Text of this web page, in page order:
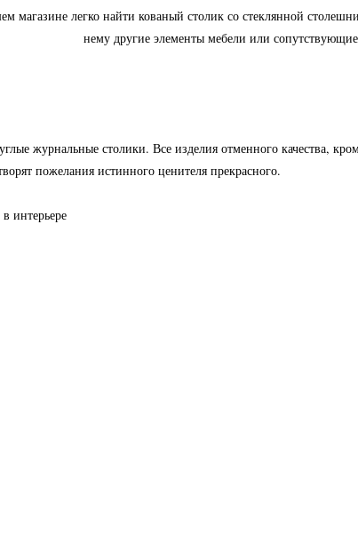
магазине легко найти кованый столик со стеклянной
нему другие элементы мебели или
журнальные столики. Все изделия отменного качества,
пожелания истинного ценителя прекрасного.